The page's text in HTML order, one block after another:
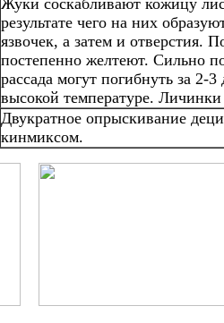
результате чего на них
язвочек, а затем и отверстия.
постепенно желтеют. Сильно
рассада могут погибнуть за 2-
высокой температуре.
Двукратное опрыскивание
кинмиксом.